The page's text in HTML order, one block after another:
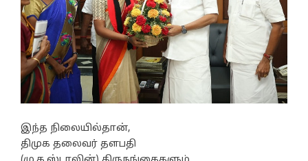
இந்த நிலையில்தான்,
திமுக தலைவர் தளபதி